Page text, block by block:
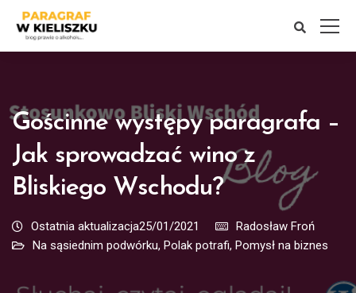
Gościnne występy paragrafa –
Jak sprowadzać wino z
Bliskiego Wschodu?
Ostatnia aktualizacja25/01/2021
Radosław Froń
Na sąsiednim podwórku, Polak potrafi, Pomysł na biznes